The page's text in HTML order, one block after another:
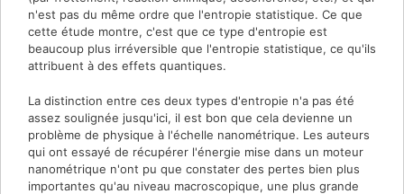
n'est pas du même ordre que l'entropie statistique. Ce que
cette étude montre, c'est que ce type d'entropie est
beaucoup plus irréversible que l'entropie statistique, ce qu'ils
attribuent à des effets quantiques.
La distinction entre ces deux types d'entropie n'a pas été
assez soulignée jusqu'ici, il est bon que cela devienne un
problème de physique à l'échelle nanométrique. Les auteurs
qui ont essayé de récupérer l'énergie mise dans un moteur
nanométrique n'ont pu que constater des pertes bien plus
importantes qu'au niveau macroscopique, une plus grande